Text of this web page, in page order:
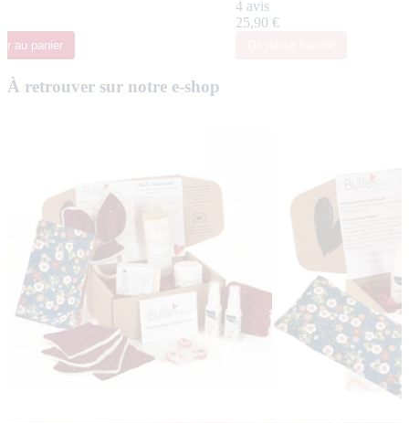
au panier
4 avis
25,90 €
À retrouver sur notre e-shop